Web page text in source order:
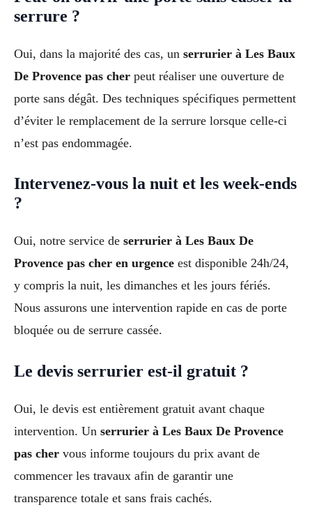
serrure ?
Oui, dans la majorité des cas, un serrurier à Les Baux
De Provence pas cher peut réaliser une ouverture de
porte sans dégât. Des techniques spécifiques permettent
d’éviter le remplacement de la serrure lorsque celle-ci
n’est pas endommagée.
Intervenez-vous la nuit et les week-ends
?
Oui, notre service de serrurier à Les Baux De
Provence pas cher en urgence est disponible 24h/24,
y compris la nuit, les dimanches et les jours fériés.
Nous assurons une intervention rapide en cas de porte
bloquée ou de serrure cassée.
Le devis serrurier est-il gratuit ?
Oui, le devis est entièrement gratuit avant chaque
intervention. Un serrurier à Les Baux De Provence
pas cher vous informe toujours du prix avant de
commencer les travaux afin de garantir une
transparence totale et sans frais cachés.